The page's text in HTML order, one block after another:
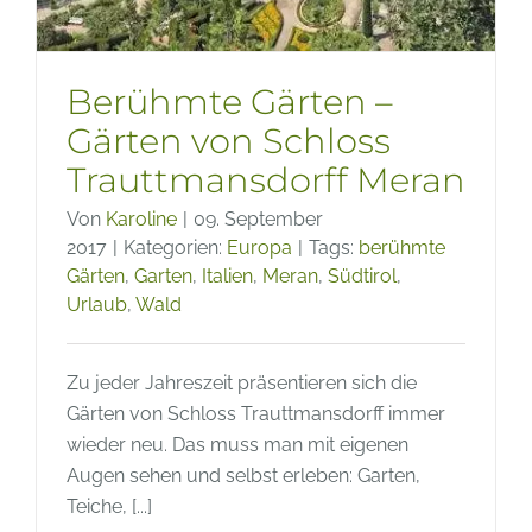
Berühmte Gärten –
Gärten von Schloss
Trauttmansdorff Meran
Von Karoline
09. September
2017
Kategorien: Europa Tags: berühmte
Gärten, Garten, Italien, Meran, Südtirol,
Urlaub, Wald
Zu jeder Jahreszeit präsentieren sich die
Gärten von Schloss Trauttmansdorff immer
wieder neu. Das muss man mit eigenen
Augen sehen und selbst erleben: Garten,
Teiche, [...]